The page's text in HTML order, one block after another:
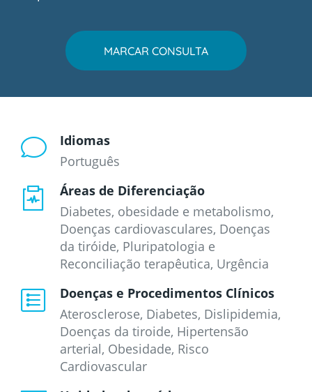
MARCAR CONSULTA
Idiomas
Português
Áreas de Diferenciação
Diabetes, obesidade e metabolismo,
Doenças cardiovasculares, Doenças
da tiróide, Pluripatologia e
Reconciliação terapêutica, Urgência
Doenças e Procedimentos Clínicos
Aterosclerose Diabetes Dislipidemia
Doenças da tiroide Hipertensão
arterial Obesidade Risco
Cardiovascular